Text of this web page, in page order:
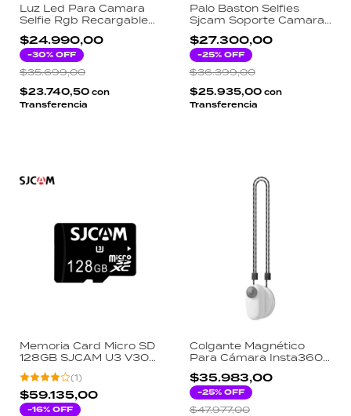
Luz Led Para Camara
Selfie Rgb Recargable
Fotografias Videos
Negro
$24.990,00
-30% OFF
$35.699,00
$23.740,50 con
Transferencia
Palo Baston Selfies
Sjcam Soporte Camara
Deportiva 120cm Negro
$27.300,00
-25% OFF
$36.399,00
$25.935,00 con
Transferencia
Memoria Card Micro SD
128GB SJCAM U3 V30
98MB/s para Cámara
de Acción 4K
(1)
$59.135,00
-16% OFF
Colgante Magnético
Para Cámara Insta360
Go 3
$35.983,00
-25% OFF
$47.977,00